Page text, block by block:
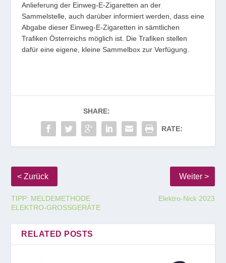
Anlieferung der Einweg-E-Zigaretten an der
Sammelstelle, auch darüber informiert werden, dass eine
Abgabe dieser Einweg-E-Zigaretten in sämtlichen
Traﬁken Österreichs möglich ist. Die Traﬁken stellen
dafür eine eigene, kleine Sammelbox zur Verfügung.
SHARE:
RATE:
TIPP: MELDEMETHODE
ELEKTRO-GROSSGERÄTE
Elektro-Nick 2023
RELATED POSTS